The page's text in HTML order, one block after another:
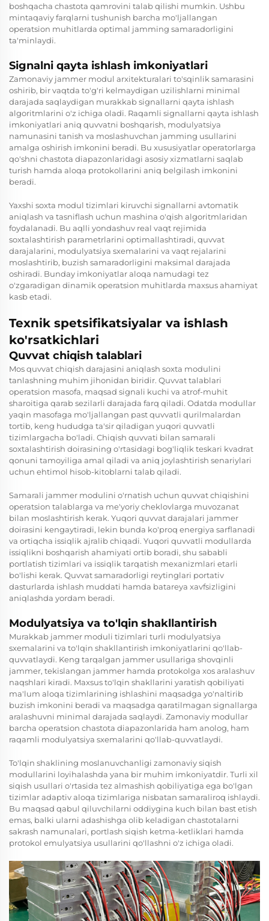
boshqacha chastota qamrovini talab qilishi mumkin. Ushbu
mintaqaviy farqlarni tushunish barcha mo'ljallangan
operatsion muhitlarda optimal jamming samaradorligini
ta'minlaydi.
Signalni qayta ishlash imkoniyatlari
Zamonaviy jammer modul arxitekturalari to'sqinlik samarasini
oshirib, bir vaqtda to'g'ri kelmaydigan uzilishlarni minimal
darajada saqlaydigan murakkab signallarni qayta ishlash
algoritmlarini o'z ichiga oladi. Raqamli signallarni qayta ishlash
imkoniyatlari aniq quvvatni boshqarish, modulyatsiya
namunasini tanish va moslashuvchan jamming usullarini
amalga oshirish imkonini beradi. Bu xususiyatlar operatorlarga
qo'shni chastota diapazonlaridagi asosiy xizmatlarni saqlab
turish hamda aloqa protokollarini aniq belgilash imkonini
beradi.
Yaxshi soxta modul tizimlari kiruvchi signallarni avtomatik
aniqlash va tasniflash uchun mashina o'qish algoritmlaridan
foydalanadi. Bu aqlli yondashuv real vaqt rejimida
soxtalashtirish parametrlarini optimallashtiradi, quvvat
darajalarini, modulyatsiya sxemalarini va vaqt rejalarini
moslashtirib, buzish samaradorligini maksimal darajada
oshiradi. Bunday imkoniyatlar aloqa namudagi tez
o'zgaradigan dinamik operatsion muhitlarda maxsus ahamiyat
kasb etadi.
Texnik spetsifikatsiyalar va ishlash
ko'rsatkichlari
Quvvat chiqish talablari
Mos quvvat chiqish darajasini aniqlash soxta modulini
tanlashning muhim jihonidan biridir. Quvvat talablari
operatsion masofa, maqsad signali kuchi va atrof-muhit
sharoitiga qarab sezilarli darajada farq qiladi. Odatda modullar
yaqin masofaga mo'ljallangan past quvvatli qurilmalardan
tortib, keng hududga ta'sir qiladigan yuqori quvvatli
tizimlargacha bo'ladi. Chiqish quvvati bilan samarali
soxtalashtirish doirasining o'rtasidagi bog'liqlik teskari kvadrat
qonuni tamoyiliga amal qiladi va aniq joylashtirish senariylari
uchun ehtimol hisob-kitoblarni talab qiladi.
Samarali jammer modulini o'rnatish uchun quvvat chiqishini
operatsion talablarga va me'yoriy cheklovlarga muvozanat
bilan moslashtirish kerak. Yuqori quvvat darajalari jammer
doirasini kengaytiradi, lekin bunda ko'proq energiya sarflanadi
va ortiqcha issiqlik ajralib chiqadi. Yuqori quvvatli modullarda
issiqlikni boshqarish ahamiyati ortib boradi, shu sababli
portlatish tizimlari va issiqlik tarqatish mexanizmlari etarli
bo'lishi kerak. Quvvat samaradorligi reytinglari portativ
dasturlarda ishlash muddati hamda batareya xavfsizligini
aniqlashda yordam beradi.
Modulyatsiya va to'lqin shakllantirish
Murakkab jammer moduli tizimlari turli modulyatsiya
sxemalarini va to'lqin shakllantirish imkoniyatlarini qo'llab-
quvvatlaydi. Keng tarqalgan jammer usullariga shovqinli
jammer, tekislangan jammer hamda protokolga xos aralashuv
naqshlari kiradi. Maxsus to'lqin shakllarini yaratish qobiliyati
ma'lum aloqa tizimlarining ishlashini maqsadga yo'naltirib
buzish imkonini beradi va maqsadga qaratilmagan signallarga
aralashuvni minimal darajada saqlaydi. Zamonaviy modullar
barcha operatsion chastota diapazonlarida ham anolog, ham
raqamli modulyatsiya sxemalarini qo'llab-quvvatlaydi.
To'lqin shaklining moslanuvchanligi zamonaviy siqish
modullarini loyihalashda yana bir muhim imkoniyatdir. Turli xil
siqish usullari o'rtasida tez almashish qobiliyatiga ega bo'lgan
tizimlar adaptiv aloqa tizimlariga nisbatan samaraliroq ishlaydi.
Bu maqsad qabul qiluvchilarni oddiygina kuch bilan bast etish
emas, balki ularni adashishga olib keladigan chastotalarni
sakrash namunalari, portlash siqish ketma-ketliklari hamda
protokol emulyatsiya usullarini qo'llashni o'z ichiga oladi.